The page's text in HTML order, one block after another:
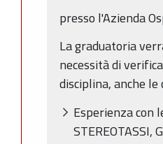
presso l'Azienda
La graduatoria
necessità di
disciplina, anche
Esperienza con
STEREOTASSI,